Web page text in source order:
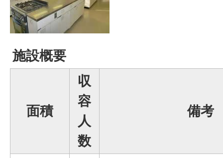
施設概要
面積
収
容
人
数
備考